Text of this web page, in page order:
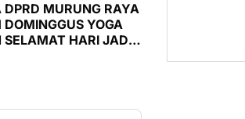
DPRD MURUNG RAYA
DOMINGGUS YOGA
SELAMAT HARI JADI